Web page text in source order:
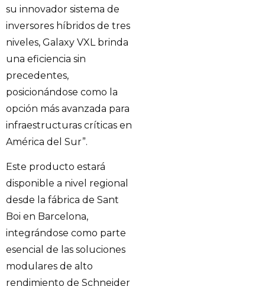
su innovador sistema de
inversores híbridos de tres
niveles, Galaxy VXL brinda
una eficiencia sin
precedentes,
posicionándose como la
opción más avanzada para
infraestructuras críticas en
América del Sur”.
Este producto estará
disponible a nivel regional
desde la fábrica de Sant
Boi en Barcelona,
integrándose como parte
esencial de las soluciones
modulares de alto
rendimiento de Schneider